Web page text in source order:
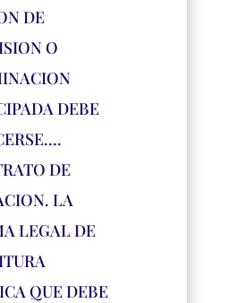
DE
O
DEBE
DE
LA
LEGAL DE
QUE DEBE